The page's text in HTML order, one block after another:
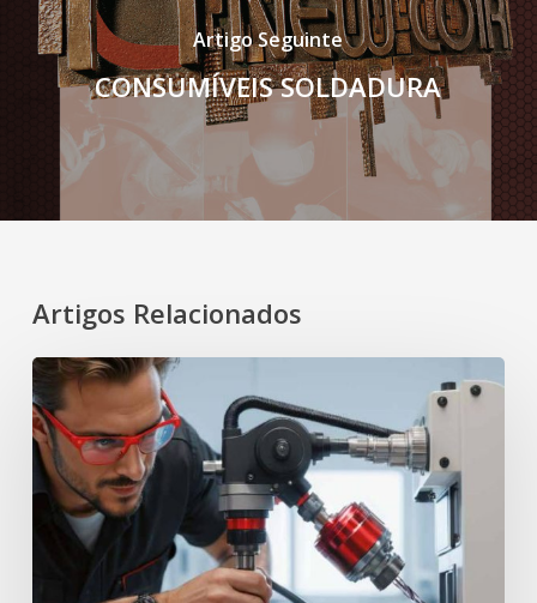
Artigo Seguinte
CONSUMÍVEIS SOLDADURA
Artigos Relacionados
CATÁLOGO
GERAL
HEPYC